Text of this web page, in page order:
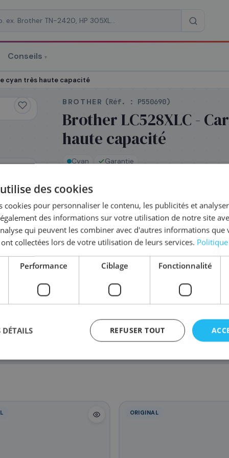
Conseils ▾
cyan très haute capacité
BROTHER (Réf. : P550690)
Brother LC528XLC -
haute capacité
Cyan Garantie
Expédié le jour même — commandez avant
Complétez la sérieLC-528 XL
LC528XLM
118,68 €
LC528XLY
118,68 € 128
ORIGINAL
des cookies
cookies pour personnaliser le contenu, les publicités et
des informations sur votre utilisation de notre site
qui peuvent les combiner avec d'autres informations que
collectées lors de votre utilisation de leurs services.
Performance Ciblage Fonctionnalité
REFUSER TOUT
DÉTAILS